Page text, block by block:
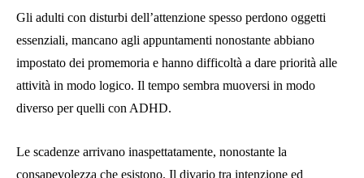
Gli adulti con disturbi dell’attenzione spesso perdono oggetti
essenziali, mancano agli appuntamenti nonostante abbiano
impostato dei promemoria e hanno difficoltà a dare priorità alle
attività in modo logico. Il tempo sembra muoversi in modo
diverso per quelli con ADHD.
Le scadenze arrivano inaspettatamente, nonostante la
consapevolezza che esistono. Il divario tra intenzione ed